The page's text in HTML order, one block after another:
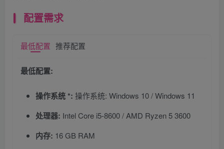
配置需求
最低配置 推荐配置
最低配置:
操作系统 *: 操作系统: Windows 10 / Windows 11
处理器: Intel Core i5-8600 / AMD Ryzen 5 3600
内存: 16 GB RAM